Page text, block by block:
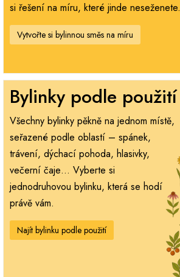
si řešení na míru, které jinde neseženete.
Vytvořte si bylinnou směs na míru
Bylinky podle použití
Všechny bylinky pěkně na jednom místě,
seřazené podle oblastí – spánek,
trávení, dýchací pohoda, hlasivky,
večerní čaje… Vyberte si
jednodruhovou bylinku, která se hodí
právě vám.
Najít bylinku podle použití